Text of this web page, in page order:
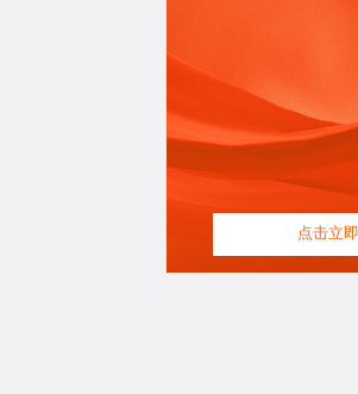
点击立